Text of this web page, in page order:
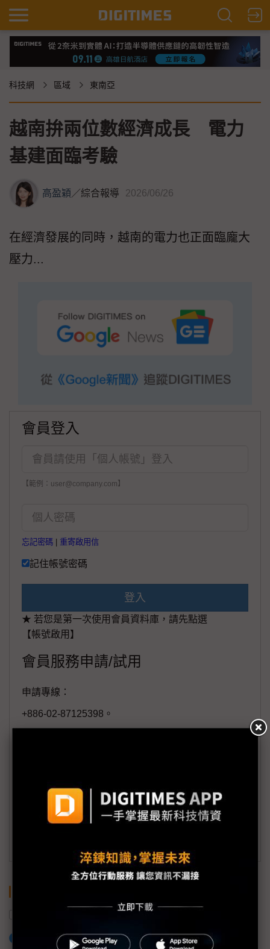
科技網 區域 東南亞
越南拚兩位數經濟成長 電力
基建面臨考驗
高盈穎／綜合報導 2026/06/26
在經濟發展的同時，越南的電力也正面臨龐大
壓力...
會員登入
【範例：user@company.com】
忘記密碼 重寄啟用信
記住帳號密碼
登入
★ 若您是第一次使用會員資料庫，請先點選
【帳號啟用】
會員服務申請/試用
申請專線：
+886-02-87125398。
member@digitimes.com
(一個工作日內將回覆您的來信)
加入已選取到「關鍵字追蹤」